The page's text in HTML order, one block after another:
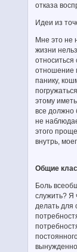
отказа
Идеи из
Мне это не
жизни
отношение
панику,
этому
все должно
не
этого
внутрь,
Общие
Боль
служить? Я
делать для